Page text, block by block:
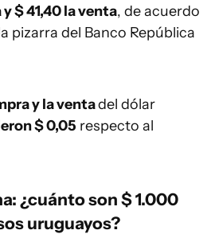
$ 41,40 la venta, de acuerdo
pizarra del Banco República
y la ventadel dólar
$ 0,05 respecto al
¿cuánto son $ 1.000
uruguayos?